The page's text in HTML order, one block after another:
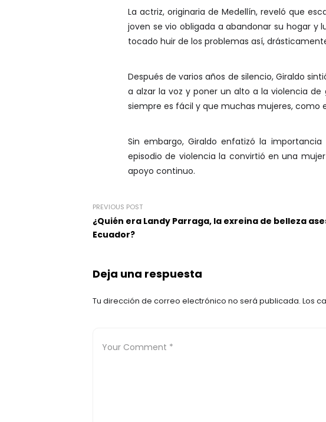
La actriz, originaria de Medellín, reveló que
joven se vio obligada a abandonar su hogar y
tocado huir de los problemas así,
Después de varios años de silencio, Giraldo
a alzar la voz y poner un alto a la violencia de
siempre es fácil y que muchas mujeres, como
Sin embargo, Giraldo enfatizó la
episodio de violencia la convirtió en una
apoyo continuo.
PREVIOUS POST
¿Quién era Landy Parraga, la exreina de belleza
Ecuador?
Deja una respuesta
Tu dirección de correo electrónico no será publicada. Los